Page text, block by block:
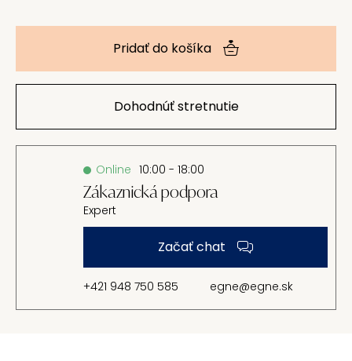
Pridať do košíka
Dohodnúť stretnutie
Online 10:00 - 18:00
Zákaznická podpora
Expert
Začať chat
+421 948 750 585 egne@egne.sk